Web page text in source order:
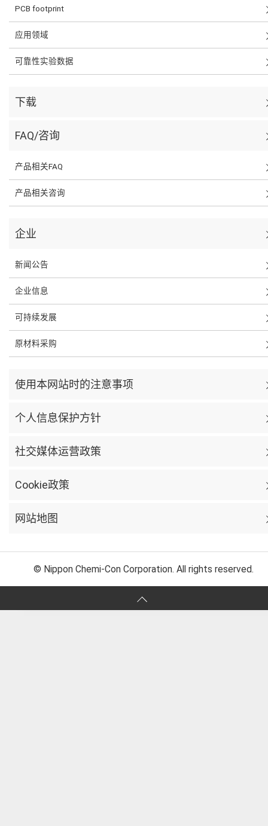
PCB footprint
应用领域
可靠性实验数据
下载
FAQ/咨询
产品相关FAQ
产品相关咨询
企业
新闻公告
企业信息
可持续发展
原材料采购
使用本网站时的注意事项
个人信息保护方针
社交媒体运营政策
Cookie政策
网站地图
© Nippon Chemi-Con Corporation. All rights reserved.